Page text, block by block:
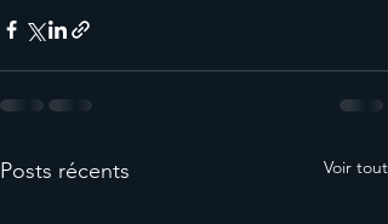
Posts récents Voir tout